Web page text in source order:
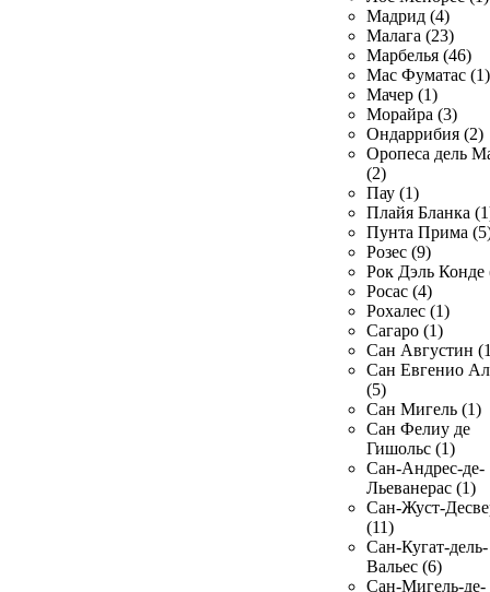
Мадрид (4)
Малага (23)
Марбелья (46)
Мас Фуматас (1)
Мачер (1)
Морайра (3)
Ондаррибия (2)
Оропеса дель
(2)
Пау (1)
Плайя Бланка
Пунта Прима
Розес (9)
Рок Дэль Конде
Росас (4)
Рохалес (1)
Сагаро (1)
Сан Августин
Сан Евгенио
(5)
Сан Мигель (1)
Сан Фелиу де
Гишольс (1)
Сан-Андрес-де-
Льеванерас (1)
Сан-Жуст-
(11)
Сан-Кугат-дель-
Вальес (6)
Сан-Мигель-де-